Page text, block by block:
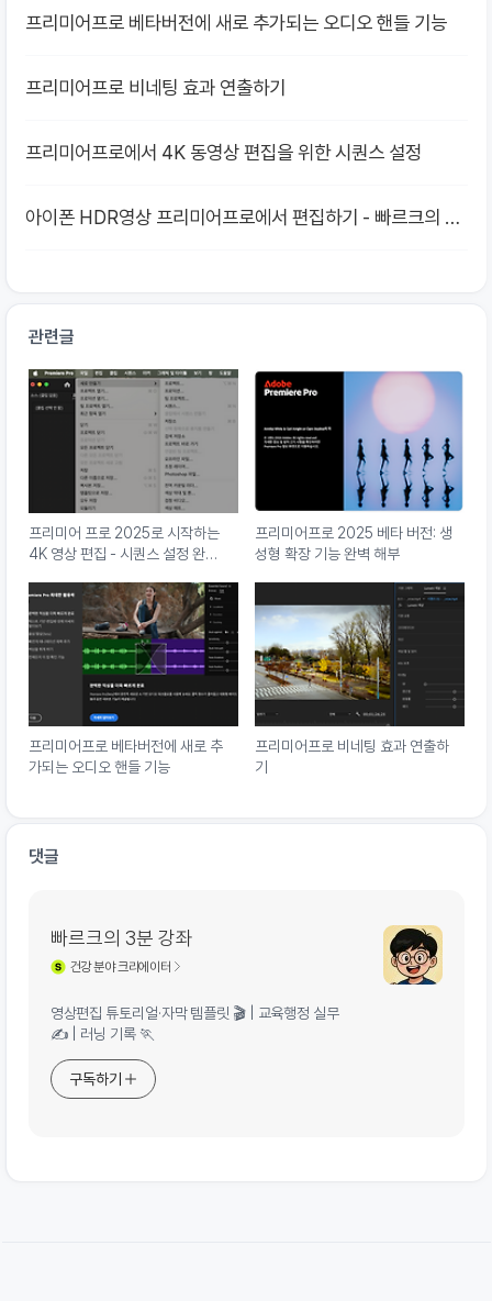
프리미어프로 베타버전에 새로 추가되는 오디오 핸들 기능
프리미어프로 비네팅 효과 연출하기
프리미어프로에서 4K 동영상 편집을 위한 시퀀스 설정
아이폰 HDR영상 프리미어프로에서 편집하기 - 빠르크의 프
관련글
프리미어 프로 2025로 시작하는
4K 영상 편집 - 시퀀스 설정 완벽
프리미어프로 2025 베타 버전: 생
성형 확장 기능 완벽 해부
프리미어프로 베타버전에 새로 추
가되는 오디오 핸들 기능
프리미어프로 비네팅 효과 연출하
기
댓글
빠르크의 3분 강좌
건강분야 크리에이터
영상편집 튜토리얼·자막 템플릿 🎬 | 교육행정 실무
✍️ | 러닝 기록 🏃
구독하기